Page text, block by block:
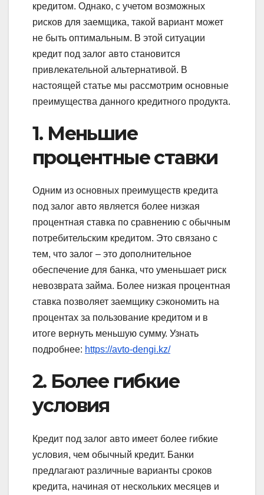
кредитом. Однако, с учетом возможных
рисков для заемщика, такой вариант может
не быть оптимальным. В этой ситуации
кредит под залог авто становится
привлекательной альтернативой. В
настоящей статье мы рассмотрим основные
преимущества данного кредитного продукта.
1. Меньшие
процентные ставки
Одним из основных преимуществ кредита
под залог авто является более низкая
процентная ставка по сравнению с обычным
потребительским кредитом. Это связано с
тем, что залог – это дополнительное
обеспечение для банка, что уменьшает риск
невозврата займа. Более низкая процентная
ставка позволяет заемщику сэкономить на
процентах за пользование кредитом и в
итоге вернуть меньшую сумму. Узнать
подробнее: https://avto-dengi.kz/
2. Более гибкие
условия
Кредит под залог авто имеет более гибкие
условия, чем обычный кредит. Банки
предлагают различные варианты сроков
кредита, начиная от нескольких месяцев и